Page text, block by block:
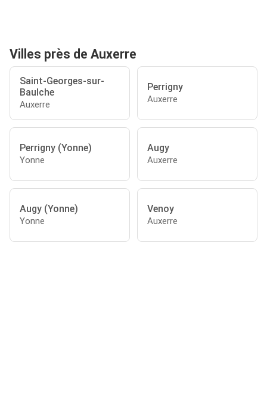
Villes près de Auxerre
Saint-Georges-sur-
Baulche
Auxerre
Perrigny
Auxerre
Perrigny (Yonne)
Yonne
Augy
Auxerre
Augy (Yonne)
Yonne
Venoy
Auxerre